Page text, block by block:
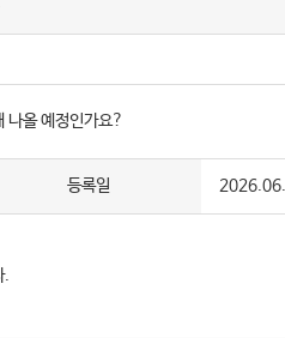
나올 예정인가요?
등록일
.